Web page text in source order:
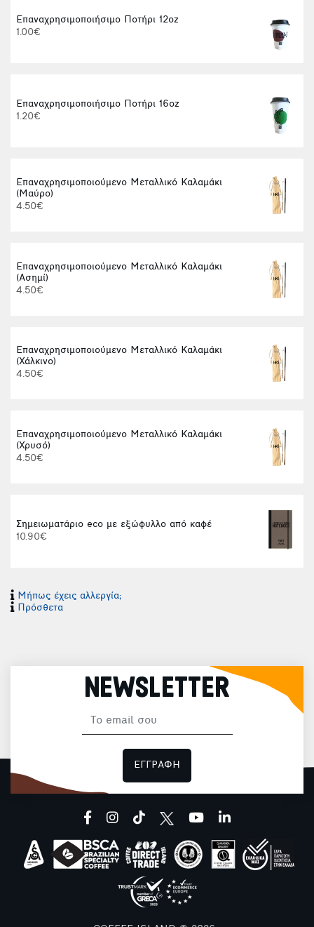
Επαναχρησιμοποιήσιμο Ποτήρι 12oz
1.00€
Επαναχρησιμοποιήσιμο Ποτήρι 16oz
1.20€
Επαναχρησιμοποιούμενο Μεταλλικό Καλαμάκι
(Μαύρο)
4.50€
Επαναχρησιμοποιούμενο Μεταλλικό Καλαμάκι
(Ασημί)
4.50€
Επαναχρησιμοποιούμενο Μεταλλικό Καλαμάκι
(Χάλκινο)
4.50€
Επαναχρησιμοποιούμενο Μεταλλικό Καλαμάκι
(Χρυσό)
4.50€
Σημειωματάριο eco με εξώφυλλο από καφέ
10.90€
Μήπως έχεις αλλεργία;
Πρόσθετα
NEWSLETTER
ΕΓΓΡΑΦΗ
facebookinstagram
tiktok youtubelinkedin